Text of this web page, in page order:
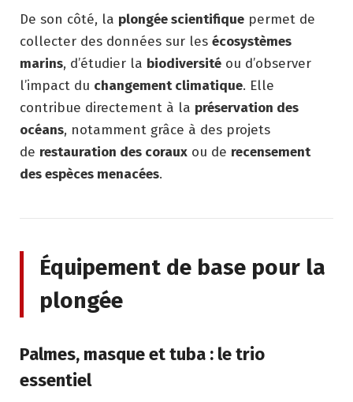
De son côté, la plongée scientifique permet de
collecter des données sur les écosystèmes
marins, d’étudier la biodiversité ou d’observer
l’impact du changement climatique. Elle
contribue directement à la préservation des
océans, notamment grâce à des projets
de restauration des coraux ou de recensement
des espèces menacées.
Équipement de base pour la
plongée
Palmes, masque et tuba : le trio
essentiel